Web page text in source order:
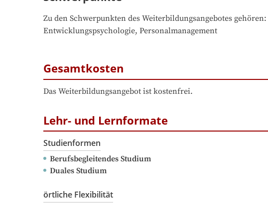
Zu den Schwerpunkten des Weiterbildungsangebotes gehören:
Entwicklungspsychologie, Personalmanagement
Gesamtkosten
Das Weiterbildungsangebot ist kostenfrei.
Lehr- und Lernformate
Studienformen
Berufsbegleitendes Studium
Duales Studium
örtliche Flexibilität